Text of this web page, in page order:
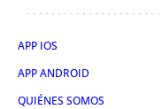
APP IOS
APP ANDROID
QUIÉNES SOMOS